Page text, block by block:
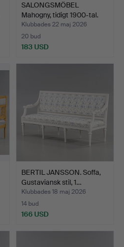
SALONGSMÖBEL
Mahogny, tidigt 1900-tal.
Klubbades 22 maj 2026
20 bud
183 USD
BERTIL JANSSON. Soffa,
Gustaviansk stil, 1…
Klubbades 18 maj 2026
14 bud
166 USD